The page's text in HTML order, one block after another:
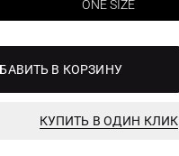
ONE SIZE
В КОРЗИНУ
КУПИТЬ В ОДИН КЛИК